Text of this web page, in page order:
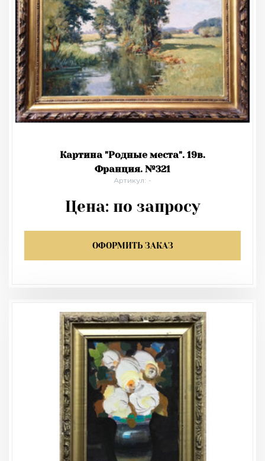
Картина "Родные места". 19в.
Франция. №321
Артикул: -
Цена: по запросу
ОФОРМИТЬ ЗАКАЗ